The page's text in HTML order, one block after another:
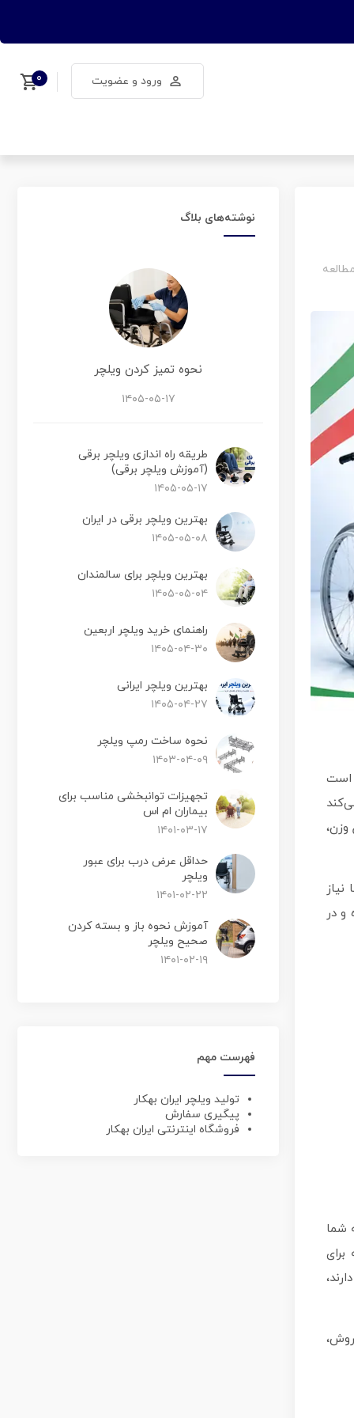
۰ ورود و عضویت
است
وزن،
و در
شما
نوشته‌های بلاگ
نحوه تمیز کردن ویلچر
۱۴۰۵-۰۵-۱۷
طریقه راه اندازی ویلچر برقی
(آموزش ویلچر برقی)
۱۴۰۵-۰۵-۱۷
بهترین ویلچر برقی در ایران
۱۴۰۵-۰۵-۰۸
بهترین ویلچر برای سالمندان
۱۴۰۵-۰۵-۰۴
راهنمای خرید ویلچر اربعین
۱۴۰۵-۰۴-۳۰
بهترین ویلچر ایرانی
۱۴۰۵-۰۴-۲۷
نحوه ساخت رمپ ویلچر
۱۴۰۳-۰۴-۰۹
تجهیزات توانبخشی مناسب برای
بیماران ام اس
۱۴۰۱-۰۳-۱۷
حداقل عرض درب برای عبور
ویلچر
۱۴۰۱-۰۲-۲۲
آموزش نحوه باز و بسته کردن
صحیح ویلچر
۱۴۰۱-۰۲-۱۹
فهرست مهم
تولید ویلچر ایران بهکار
پیگیری سفارش
فروشگاه اینترنتی ایران بهکار